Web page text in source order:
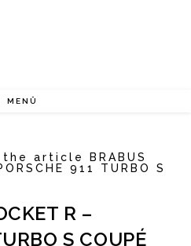
MENÜ
R –
S COUPÉ